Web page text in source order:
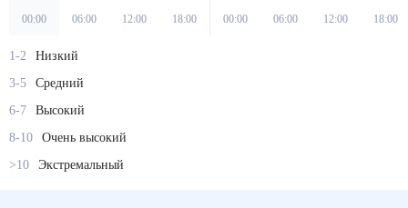
00:00 06:00 12:00 18:00 00:00 06:00 12:00 18:00
1-2
Низкий
3-5
Средний
6-7
Высокий
8-10
Очень высокий
>10
Экстремальный